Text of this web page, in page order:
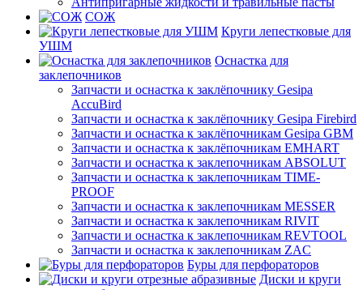
СОЖ
Круги лепестковые для
УШМ
Оснастка для
заклепочников
Запчасти и оснастка к заклёпочнику Gesipa
AccuBird
Запчасти и оснастка к заклёпочнику Gesipa Firebird
Запчасти и оснастка к заклёпочникам Gesipa GBM
Запчасти и оснастка к заклёпочникам EMHART
Запчасти и оснастка к заклепочникам ABSOLUT
Запчасти и оснастка к заклепочникам TIME-
PROOF
Запчасти и оснастка к заклепочникам MESSER
Запчасти и оснастка к заклепочникам RIVIT
Запчасти и оснастка к заклепочникам REVTOOL
Запчасти и оснастка к заклепочникам ZAC
Буры для перфораторов
Диски и круги